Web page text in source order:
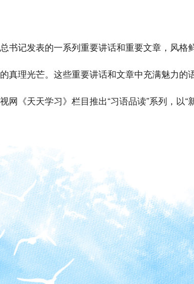
书记发表的一系列重要讲话和重要文章，风格
真理光芒。这些重要讲话和文章中充满魅力的
网《天天学习》栏目推出“习语品读”系列，以